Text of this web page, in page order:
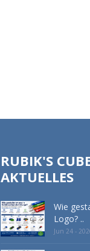
RUBIK'S
AKTUELLES
Wie
Logo? ..
Jun 24 -